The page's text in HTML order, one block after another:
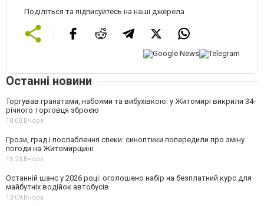
Поділіться та підписуйтесь на наші джерела
Останні новини
Торгував гранатами, набоями та вибухівкою: у Житомирі викрили 34-
річного торговця зброєю
18:00, Вчора
Грози, град і послаблення спеки: синоптики попередили про зміну
погоди на Житомирщині
15:23, Вчора
Останній шанс у 2026 році: оголошено набір на безплатний курс для
майбутніх водійок автобусів
13:09, Вчора